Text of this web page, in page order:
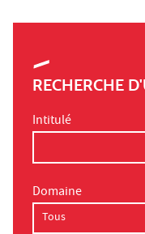
RECHERCHE
Intitulé
Domaine